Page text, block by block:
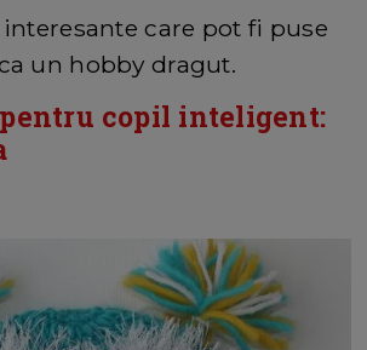
care pot fi puse
un hobby dragut.
copil inteligent: